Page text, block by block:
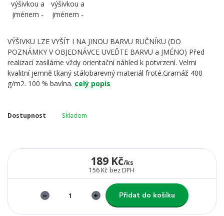
VÝŠIVKU LZE VYŠÍT I NA JINOU BARVU RUČNÍKU (DO
POZNÁMKY V OBJEDNÁVCE UVEĎTE BARVU a JMÉNO) Před
realizací zasíláme vždy orientační náhled k potvrzení. Velmi
kvalitní jemně tkaný stálobarevný materiál froté.Gramáž 400
g/m2. 100 % bavlna. celý popis
Dostupnost Skladem
189 Kč/ks
156 Kč bez DPH
Přidat do košíku